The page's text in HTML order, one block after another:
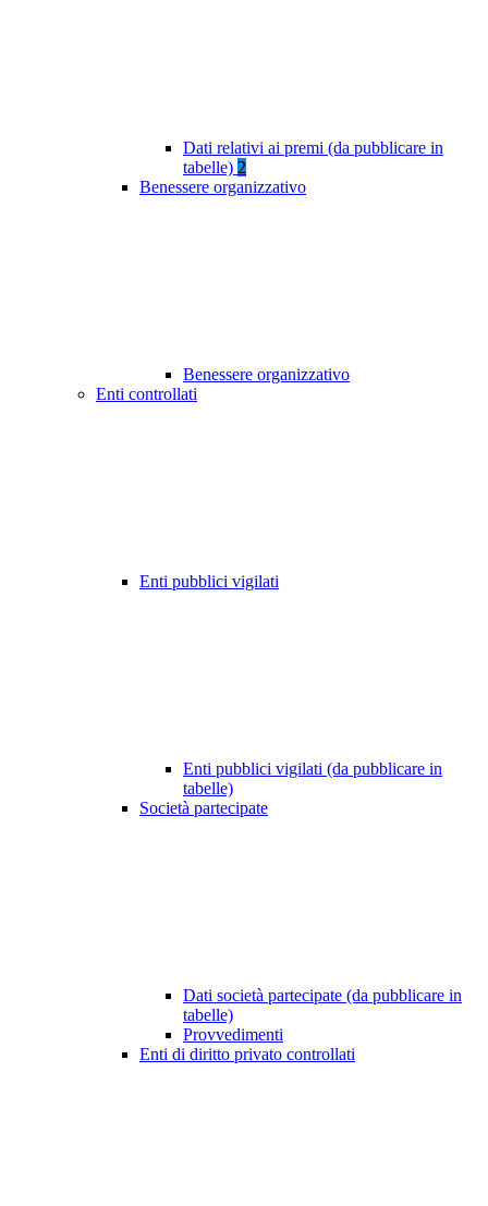
Dati relativi ai premi (da pubblicare in
tabelle) 2
Benessere organizzativo
Benessere organizzativo
Enti controllati
Enti pubblici vigilati
Enti pubblici vigilati (da pubblicare in
tabelle)
Società partecipate
Dati società partecipate (da pubblicare in
tabelle)
Provvedimenti
Enti di diritto privato controllati